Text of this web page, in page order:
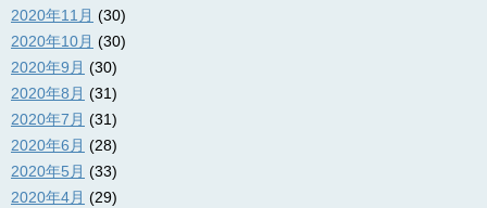
2020年11月 (30)
2020年10月 (30)
2020年9月 (30)
2020年8月 (31)
2020年7月 (31)
2020年6月 (28)
2020年5月 (33)
2020年4月 (29)